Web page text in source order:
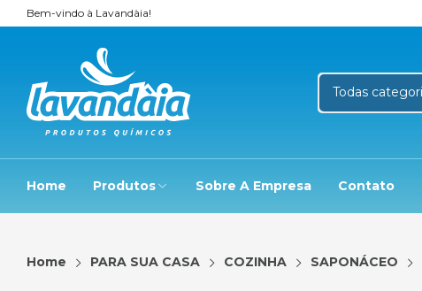
Bem-vindo à Lavandàia!
Home Produtos Sobre A Empresa Contato
Home PARA SUA CASA COZINHA SAPONÁCEO